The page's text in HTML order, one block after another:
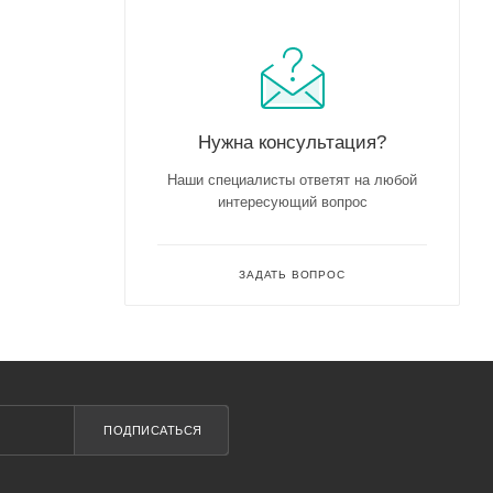
Нужна консультация?
Наши специалисты ответят на любой
интересующий вопрос
ЗАДАТЬ ВОПРОС
ПОДПИСАТЬСЯ